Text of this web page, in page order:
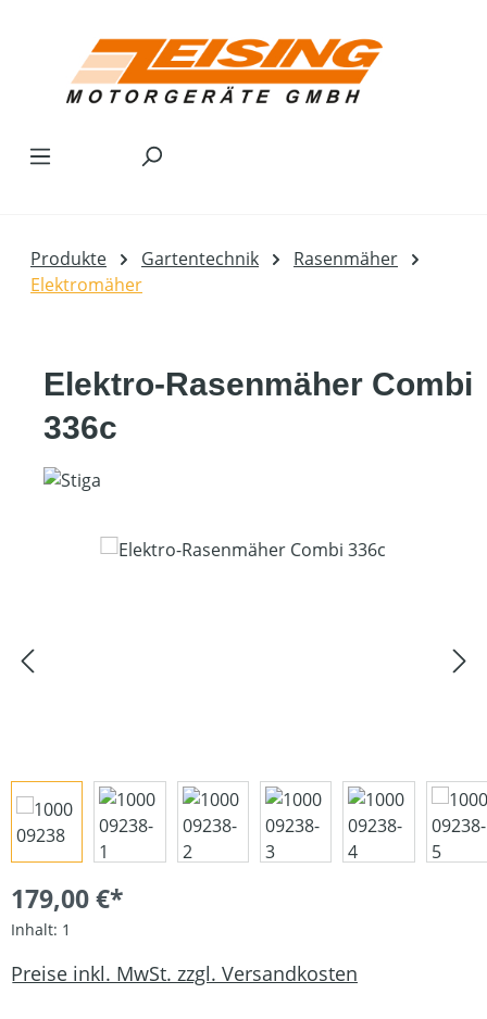
Produkte Gartentechnik
Rasenmäher
Elektromäher
Elektro-Rasenmäher Combi
336c
Bildergalerie überspringen
179,00 €*
Inhalt: 1
Preise inkl. MwSt. zzgl. Versandkosten